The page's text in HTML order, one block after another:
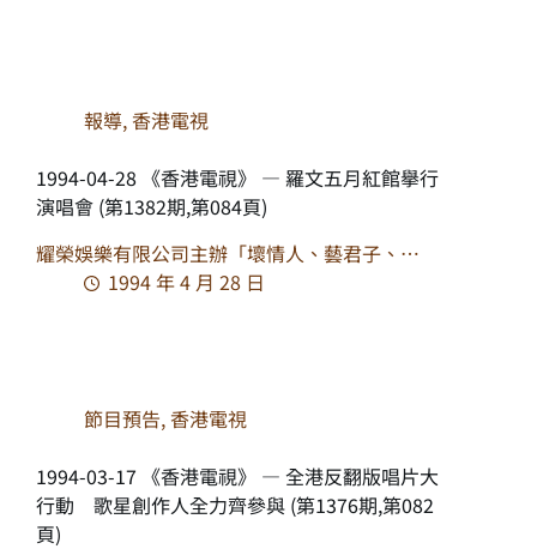
報導,香港電視
1994-04-28 《香港電視》 — 羅文五月紅館舉行
演唱會 (第1382期,第084頁)
耀榮娛樂有限公司主辦「壞情人、藝君子、…
1994 年 4 月 28 日
節目預告,香港電視
1994-03-17 《香港電視》 — 全港反翻版唱片大
行動 歌星創作人全力齊參與 (第1376期,第082
頁)